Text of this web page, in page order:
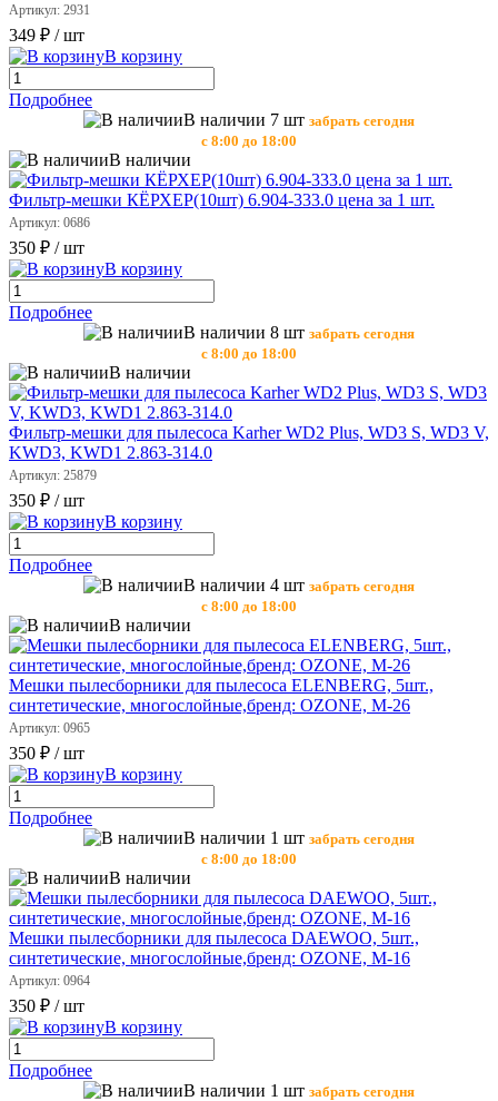
Артикул: 2931
349 ₽ / шт
В корзину
Подробнее
В наличии 7 шт забрать сегодня
с 8:00 до 18:00
В наличии
Фильтр-мешки КЁРХЕР(10шт) 6.904-333.0 цена за 1 шт.
Артикул: 0686
350 ₽ / шт
В корзину
Подробнее
В наличии 8 шт забрать сегодня
с 8:00 до 18:00
В наличии
Фильтр-мешки для пылесоса Karher WD2 Plus, WD3 S, WD3 V,
KWD3, KWD1 2.863-314.0
Артикул: 25879
350 ₽ / шт
В корзину
Подробнее
В наличии 4 шт забрать сегодня
с 8:00 до 18:00
В наличии
Мешки пылесборники для пылесоса ELENBERG, 5шт.,
синтетические, многослойные,бренд: OZONE, М-26
Артикул: 0965
350 ₽ / шт
В корзину
Подробнее
В наличии 1 шт забрать сегодня
с 8:00 до 18:00
В наличии
Мешки пылесборники для пылесоса DAEWOO, 5шт.,
синтетические, многослойные,бренд: OZONE, М-16
Артикул: 0964
350 ₽ / шт
В корзину
Подробнее
В наличии 1 шт забрать сегодня